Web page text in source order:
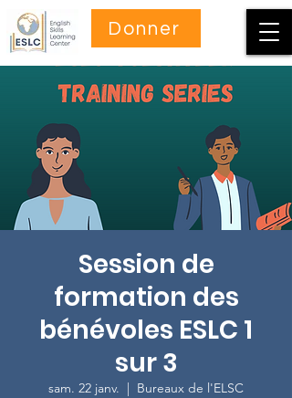
Donner
Session de
formation des
bénévoles ESLC 1
sur 3
sam. 22 janv.
  |
Bureaux de l'ELSC